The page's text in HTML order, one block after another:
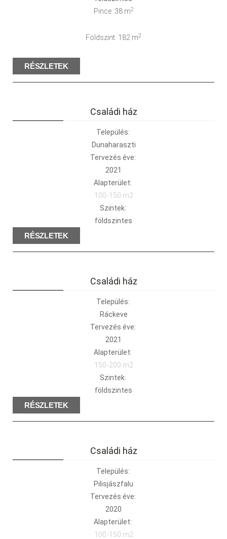
Pince: 38 m2
Földszint: 182 m2
RÉSZLETEK
Családi ház
Település:
Dunaharaszti
Tervezés éve:
2021
Alapterület:
100-150 m2
Szintek:
földszintes
RÉSZLETEK
Családi ház
Település:
Ráckeve
Tervezés éve:
2021
Alapterület:
150-200 m2
Szintek:
földszintes
RÉSZLETEK
Családi ház
Település:
Pilisjászfalu
Tervezés éve:
2020
Alapterület:
100-150 m2